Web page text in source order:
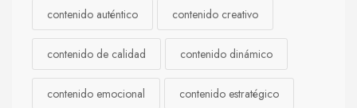
contenido auténtico contenido creativo
contenido de calidad contenido dinámico
contenido emocional contenido estratégico